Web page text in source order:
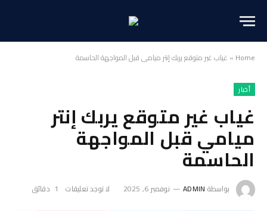
Home
» غياب غير متوقع يربك إنتر ميامي قبل المواجهة الحاسمة
أخبار
غياب غير متوقع يربك إنتر
ميامي قبل المواجهة
الحاسمة
بواسطة ADMIN نوفمبر 6, 2025 لا توجد تعليقات 1 دقائق